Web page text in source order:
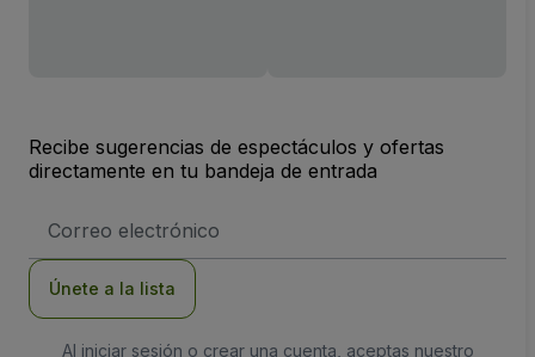
Recibe sugerencias de espectáculos y ofertas
directamente en tu bandeja de entrada
de
Únete a la lista
Al iniciar sesión o crear una cuenta, aceptas nuestro